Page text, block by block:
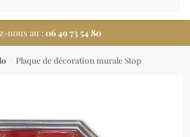
nous au :06 49 73 54 80
Plaque de décoration murale Stop